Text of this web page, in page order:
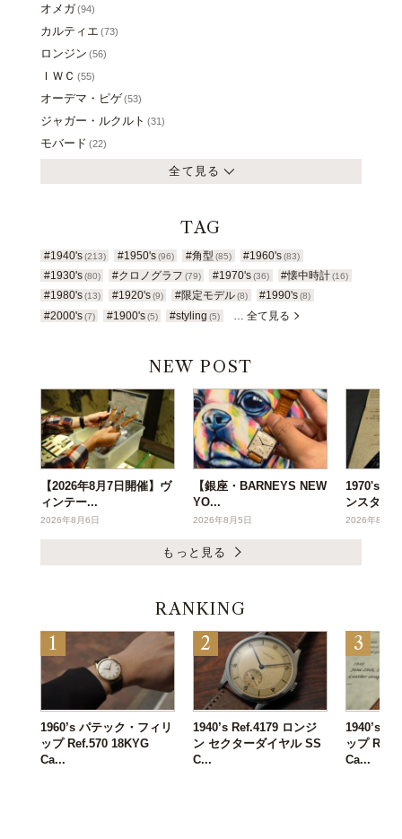
オメガ(94)
カルティエ (73)
ロンジン (56)
ＩＷＣ (55)
オーデマ・ピゲ(53)
ジャガー・ルクルト (31)
モバード (22)
全て見る
TAG
#1940's (213) #1950's(96) #角型 (85) #1960's (83)
#1930's (80) #クロノグラフ (79) #1970's(36) #懐中時計 (16)
#1980's (13) #1920's(9) #限定モデル(8) #1990's (8)
#2000's (7) #1900's(5) #styling (5) … 全て見る
NEW POST
【2026年8月7日開催】ヴ
ィンテー...
2026年8月6日
【銀座・BARNEYS NEW
YO...
2026年8月5日
1970's ヴ
ンスタ...
2026年8月3
もっと見る
RANKING
1960’s パテック・フィリ
ップ Ref.570 18KYG
Ca...
1940’s Ref.4179 ロンジ
ン セクターダイヤル SS
C...
1940’s パ
ップ
Ca...